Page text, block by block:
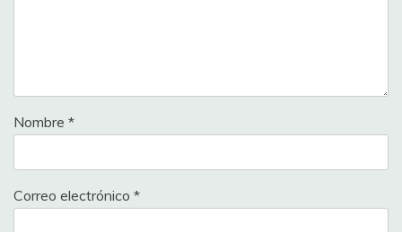
Nombre *
Correo electrónico *